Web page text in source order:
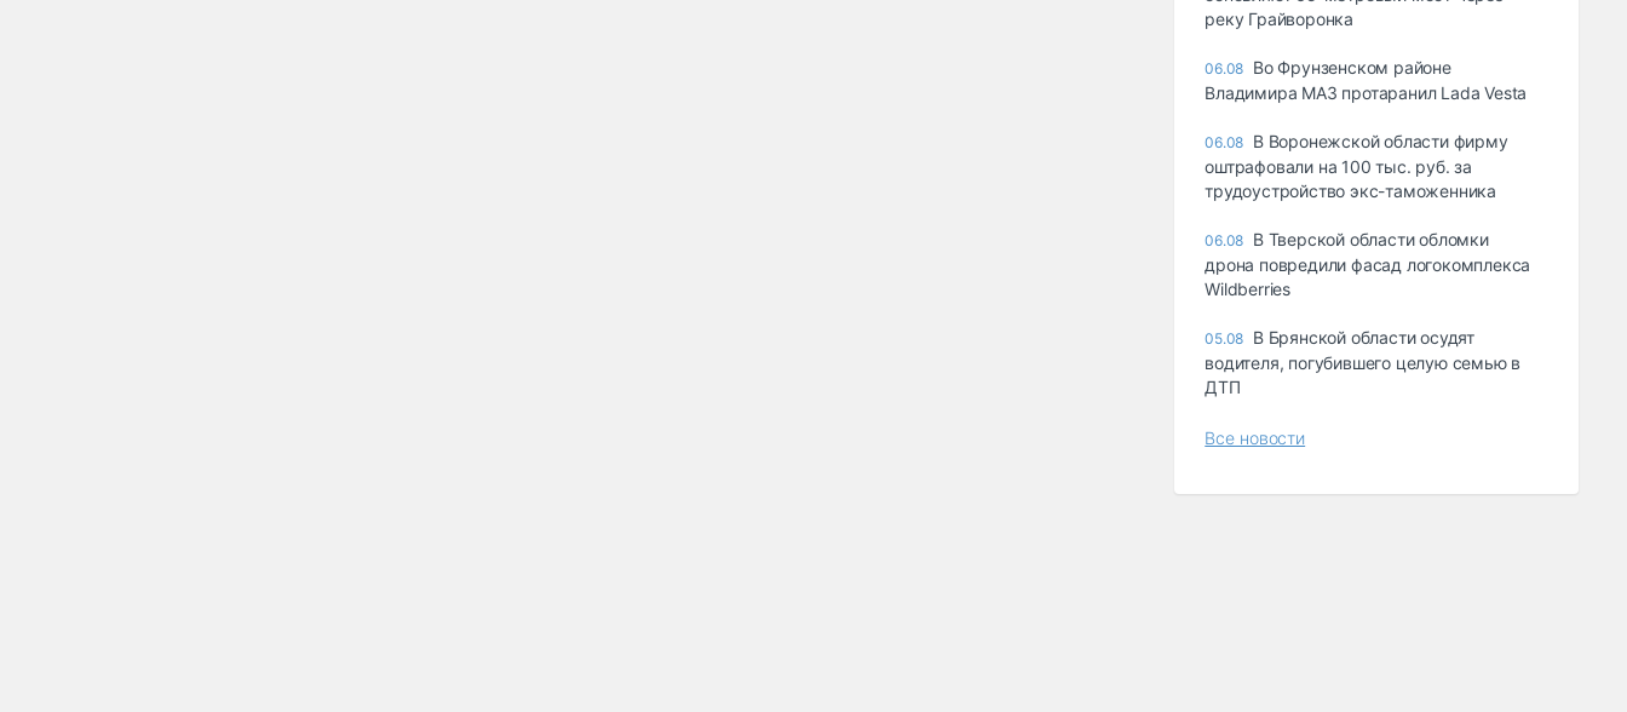
реку Грайворонка
06.08 Во Фрунзенском районе
Владимира МАЗ протаранил Lada Vesta
06.08 В Воронежской области фирму
оштрафовали на 100 тыс. руб. за
трудоустройство экс-таможенника
06.08 В Тверской области обломки
дрона повредили фасад логокомплекса
Wildberries
05.08 В Брянской области осудят
водителя, погубившего целую семью в
ДТП
Все новости